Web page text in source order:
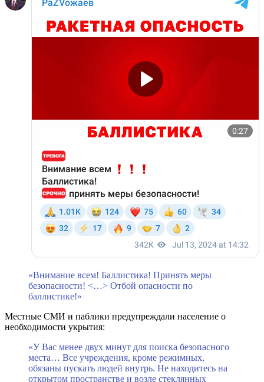
«Внимание всем! Баллистика! Принять меры
безопасности! <…> Отбой опасности по
баллистике!»
Местные СМИ и паблики предупреждали население о
необходимости укрытия:
«У Вас менее двух минут для поиска безопасного
места… Все учреждения, кроме режимных,
обязаны пускать людей внутрь. Не находитесь на
открытом пространстве и возле стеклянных